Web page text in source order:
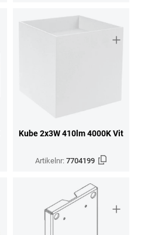
Kube 2x3W 410lm 4000K Vit
Artikelnr:7704199